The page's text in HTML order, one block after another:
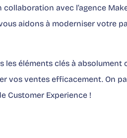
collaboration avec l’agence
aidons à moderniser votre
les éléments clés à
vos ventes efficacement. On
Customer Experience !